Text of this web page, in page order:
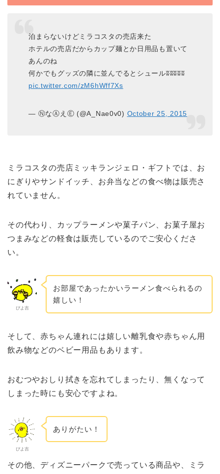
泊まらないけどミラコスタの売店来た
ホテルの売店だからカップ麺とか日用品も置いて
あんのね
何かでもグッズの隣に並んでるとシュールʬʬʬʬʬ
pic.twitter.com/zM6hWff7Xs
— ⓃなⒶえⒺ (@A_Nae0v0) October 25, 2015
ミラコスタの売店ミッキランジェロ・ギフトでは、お
にぎりやサンドイッチ、お弁当などの食べ物は販売さ
れていません。
その代わり、カップラーメンや菓子パン、お菓子屋お
つまみなどの軽食は販売しているのでご安心くださ
い。
ぴよ吉
お部屋であったかいラーメン食べられるの
嬉しい！
そして、赤ちゃん連れには嬉しい離乳食や赤ちゃん用
飲み物などのベビー用品もあります。
おむつやおしり拭きを忘れてしまったり、無くなって
しまった時にも安心ですよね。
ぴよ吉
ありがたい！
その他、ディズニーパークで売っている商品や、ミラ